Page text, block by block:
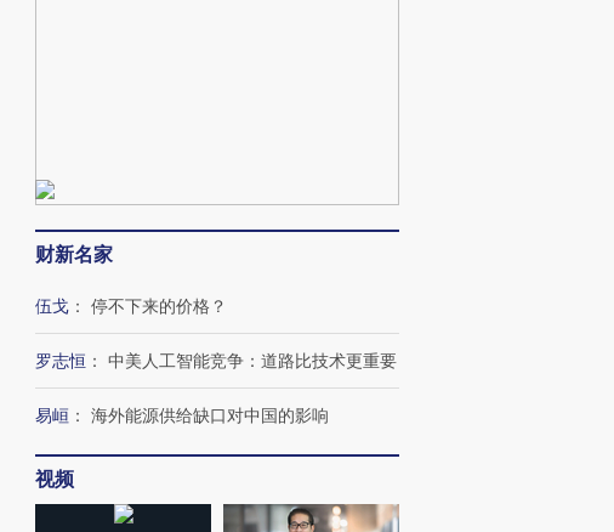
财新名家
伍戈 ： 停不下来的价格？
罗志恒 ： 中美人工智能竞争：道路比技术更重要
易峘 ： 海外能源供给缺口对中国的影响
视频